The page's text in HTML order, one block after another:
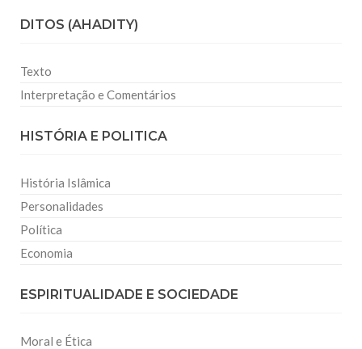
DITOS (AHADITY)
Texto
Interpretação e Comentários
HISTÓRIA E POLITICA
História Islâmica
Personalidades
Política
Economia
ESPIRITUALIDADE E SOCIEDADE
Moral e Ética